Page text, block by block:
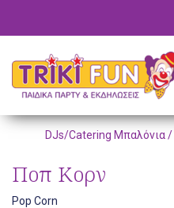
DJs/Catering Μπαλόνια /
Ποπ Κορν
Pop Corn